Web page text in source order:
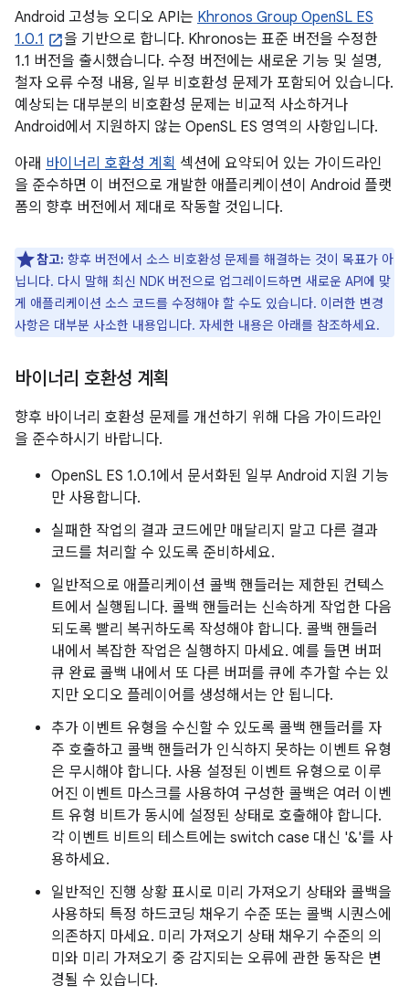
Android 고성능 오디오 API는 Khronos Group OpenSL ES
1.0.1
을 기반으로 합니다. Khronos는 표준 버전을 수정한
1.1 버전을 출시했습니다. 수정 버전에는 새로운 기능 및 설명,
철자 오류 수정 내용, 일부 비호환성 문제가 포함되어 있습니다.
예상되는 대부분의 비호환성 문제는 비교적 사소하거나
Android에서 지원하지 않는 OpenSL ES 영역의 사항입니다.
아래 바이너리 호환성 계획 섹션에 요약되어 있는 가이드라인
을 준수하면 이 버전으로 개발한 애플리케이션이 Android 플랫
폼의 향후 버전에서 제대로 작동할 것입니다.
참고: 향후 버전에서 소스 비호환성 문제를 해결하는 것이 목표가 아
닙니다. 다시 말해 최신 NDK 버전으로 업그레이드하면 새로운 API에 맞
게 애플리케이션 소스 코드를 수정해야 할 수도 있습니다. 이러한 변경
사항은 대부분 사소한 내용입니다. 자세한 내용은 아래를 참조하세요.
바이너리 호환성 계획
향후 바이너리 호환성 문제를 개선하기 위해 다음 가이드라인
을 준수하시기 바랍니다.
OpenSL ES 1.0.1에서 문서화된 일부 Android 지원 기능
만 사용합니다.
실패한 작업의 결과 코드에만 매달리지 말고 다른 결과
코드를 처리할 수 있도록 준비하세요.
일반적으로 애플리케이션 콜백 핸들러는 제한된 컨텍스
트에서 실행됩니다. 콜백 핸들러는 신속하게 작업한 다음
되도록 빨리 복귀하도록 작성해야 합니다. 콜백 핸들러
내에서 복잡한 작업은 실행하지 마세요. 예를 들면 버퍼
큐 완료 콜백 내에서 또 다른 버퍼를 큐에 추가할 수는 있
지만 오디오 플레이어를 생성해서는 안 됩니다.
추가 이벤트 유형을 수신할 수 있도록 콜백 핸들러를 자
주 호출하고 콜백 핸들러가 인식하지 못하는 이벤트 유형
은 무시해야 합니다. 사용 설정된 이벤트 유형으로 이루
어진 이벤트 마스크를 사용하여 구성한 콜백은 여러 이벤
트 유형 비트가 동시에 설정된 상태로 호출해야 합니다.
각 이벤트 비트의 테스트에는 switch case 대신 '&'를 사
용하세요.
일반적인 진행 상황 표시로 미리 가져오기 상태와 콜백을
사용하되 특정 하드코딩 채우기 수준 또는 콜백 시퀀스에
의존하지 마세요. 미리 가져오기 상태 채우기 수준의 의
미와 미리 가져오기 중 감지되는 오류에 관한 동작은 변
경될 수 있습니다.